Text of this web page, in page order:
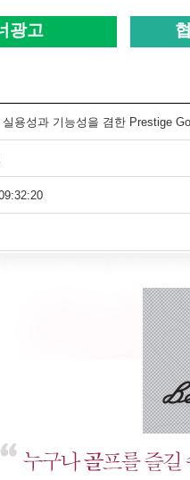
광고
실용성과 기능성을 겸한 Prestige